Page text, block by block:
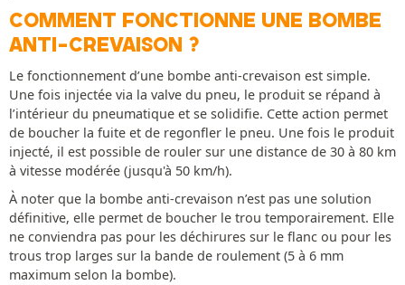
COMMENT FONCTIONNE UNE BOMBE
ANTI-CREVAISON ?
Le fonctionnement d’une bombe anti-crevaison est simple.
Une fois injectée via la valve du pneu, le produit se répand à
l’intérieur du pneumatique et se solidifie. Cette action permet
de boucher la fuite et de regonfler le pneu. Une fois le produit
injecté, il est possible de rouler sur une distance de 30 à 80 km
à vitesse modérée (jusqu'à 50 km/h).
À noter que la bombe anti-crevaison n’est pas une solution
définitive, elle permet de boucher le trou temporairement. Elle
ne conviendra pas pour les déchirures sur le flanc ou pour les
trous trop larges sur la bande de roulement (5 à 6 mm
maximum selon la bombe).